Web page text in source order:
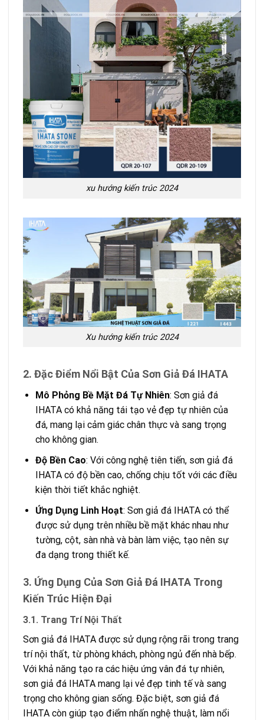
xu hướng kiến trúc 2024
Xu hướng kiến trúc 2024
2. Đặc Điểm Nổi Bật Của Sơn Giả Đá IHATA
Mô Phỏng Bề Mặt Đá Tự Nhiên: Sơn giả đá
IHATA có khả năng tái tạo vẻ đẹp tự nhiên của
đá, mang lại cảm giác chân thực và sang trọng
cho không gian.
Độ Bền Cao: Với công nghệ tiên tiến, sơn giả đá
IHATA có độ bền cao, chống chịu tốt với các điều
kiện thời tiết khắc nghiệt.
Ứng Dụng Linh Hoạt: Sơn giả đá IHATA có thể
được sử dụng trên nhiều bề mặt khác nhau như
tường, cột, sàn nhà và bàn làm việc, tạo nên sự
đa dạng trong thiết kế.
3. Ứng Dụng Của Sơn Giả Đá IHATA Trong
Kiến Trúc Hiện Đại
3.1. Trang Trí Nội Thất
Sơn giả đá IHATA được sử dụng rộng rãi trong trang
trí nội thất, từ phòng khách, phòng ngủ đến nhà bếp.
Với khả năng tạo ra các hiệu ứng vân đá tự nhiên,
sơn giả đá IHATA mang lại vẻ đẹp tinh tế và sang
trọng cho không gian sống. Đặc biệt, sơn giả đá
IHATA còn giúp tạo điểm nhấn nghệ thuật, làm nổi